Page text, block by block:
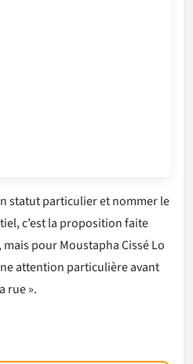
statut particulier et nommer le
c’est la proposition faite
mais pour Moustapha Cissé Lo
attention particulière avant
rue ».